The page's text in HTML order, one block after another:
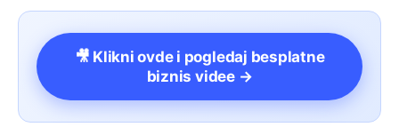
🎥 Klikni ovde i pogledaj besplatne
biznis videe →